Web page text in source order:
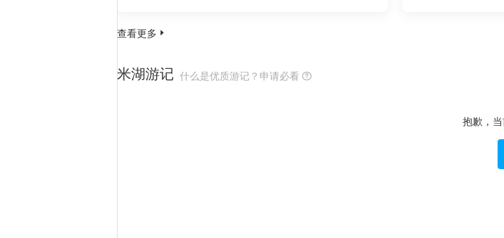
查看更多 
米湖游记 什么是优质游记？申请必看 
抱歉，